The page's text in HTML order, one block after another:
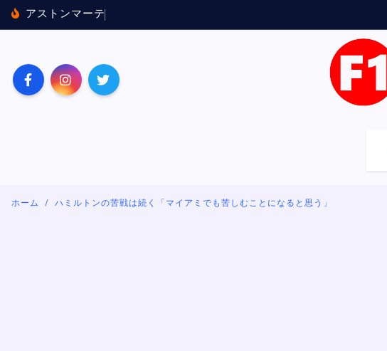
容
ア ス ト ン マ ー テ
ホーム ハミルトンの苦戦は続く「マイアミでも苦しむことになると思う」